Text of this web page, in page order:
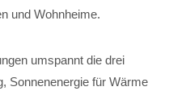
und Wohnheime.
umspannt die drei
Sonnenenergie für Wärme